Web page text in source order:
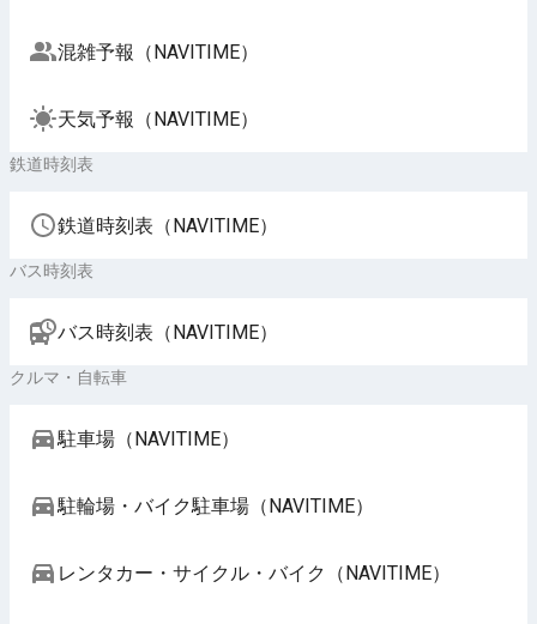
混雑予報（NAVITIME）
天気予報（NAVITIME）
鉄道時刻表
鉄道時刻表（NAVITIME）
バス時刻表
バス時刻表（NAVITIME）
クルマ・自転車
駐車場（NAVITIME）
駐輪場・バイク駐車場（NAVITIME）
レンタカー・サイクル・バイク（NAVITIME）